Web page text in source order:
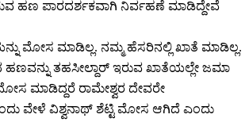
ಹಣ ಪಾರದರ್ಶಕವಾಗಿ ನಿರ್ವಹಣೆ ಮಾಡಿದ್ದೇವೆ
ಮೋಸ ಮಾಡಿಲ್ಲ. ನಮ್ಮ ಹೆಸರಿನಲ್ಲಿ ಖಾತೆ ಮಾಡಿಲ್ಲ.
ಹಣವನ್ನು ತಹಸೀಲ್ದಾರ್ ಇರುವ ಖಾತೆಯಲ್ಲೇ ಜಮಾ
ಮಾಡಿದ್ದರೆ ರಾಮೇಶ್ವರ ದೇವರೇ
ವೇಳೆ ವಿಶ್ವನಾಥ್ ಶೆಟ್ಟಿ ಮೋಸ ಆಗಿದೆ ಎಂದು